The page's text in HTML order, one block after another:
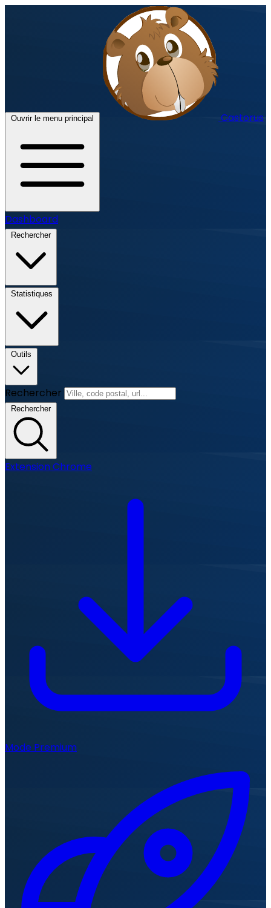
Ouvrir le menu principal Castorus
Dashboard
Rechercher
Statistiques
Outils
Rechercher
Rechercher
Extension Chrome
Mode Premium